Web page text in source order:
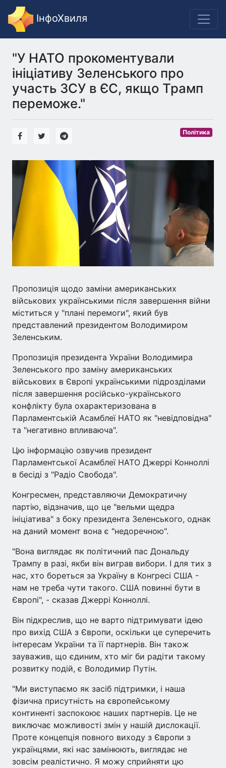
ІнфоХвиля
"У НАТО прокоментували
ініціативу Зеленського про
участь ЗСУ в ЄС, якщо Трамп
переможе."
Політика
Пропозиція щодо заміни американських
військових українськими після завершення війни
міститься у "плані перемоги", який був
представлений президентом Володимиром
Зеленським.
Пропозиція президента України Володимира
Зеленського про заміну американських
військових в Європі українськими підрозділами
після завершення російсько-українського
конфлікту була охарактеризована в
Парламентській Асамблеї НАТО як "невідповідна"
та "негативно впливаюча".
Цю інформацію озвучив президент
Парламентської Асамблеї НАТО Джеррі Конноллі
в бесіді з "Радіо Свобода".
Конгресмен, представляючи Демократичну
партію, відзначив, що це "вельми щедра
ініціатива" з боку президента Зеленського, однак
на даний момент вона є "недоречною".
"Вона виглядає як політичний пас Дональду
Трампу в разі, якби він виграв вибори. І для тих з
нас, хто бореться за Україну в Конгресі США -
нам не треба чути такого. США повинні бути в
Європі", - сказав Джеррі Конноллі.
Він підкреслив, що не варто підтримувати ідею
про вихід США з Європи, оскільки це суперечить
інтересам України та її партнерів. Він також
зауважив, що єдиним, хто міг би радіти такому
розвитку подій, є Володимир Путін.
"Ми виступаємо як засіб підтримки, і наша
фізична присутність на європейському
континенті заспокоює наших партнерів. Це не
виключає можливості змін у нашій дислокації.
Проте концепція повного виходу з Європи з
українцями, які нас замінюють, виглядає не
зовсім реалістично. Я можу сприйняти цю